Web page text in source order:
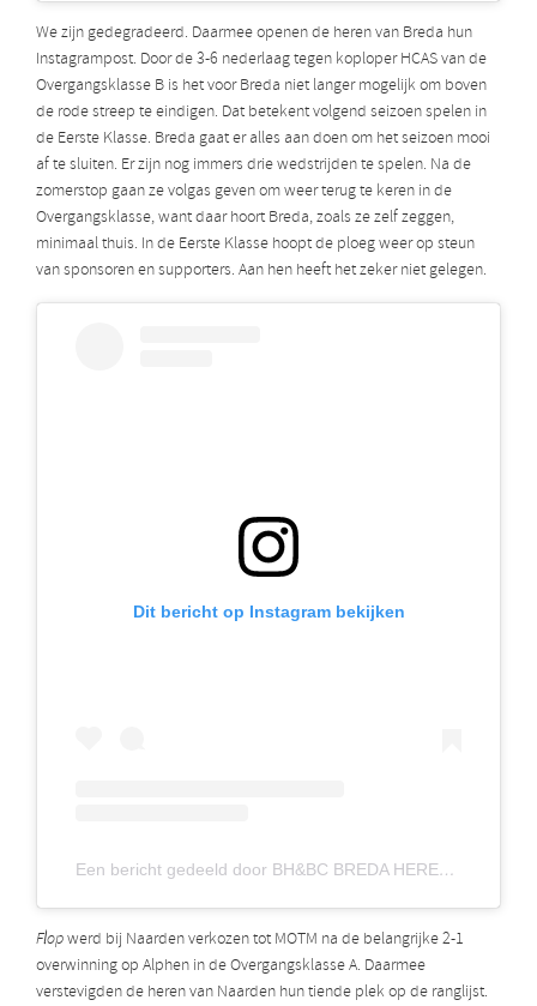
We zijn gedegradeerd. Daarmee openen de heren van Breda hun
Instagrampost. Door de 3-6 nederlaag tegen koploper HCAS van de
Overgangsklasse B is het voor Breda niet langer mogelijk om boven
de rode streep te eindigen. Dat betekent volgend seizoen spelen in
de Eerste Klasse. Breda gaat er alles aan doen om het seizoen mooi
af te sluiten. Er zijn nog immers drie wedstrijden te spelen. Na de
zomerstop gaan ze volgas geven om weer terug te keren in de
Overgangsklasse, want daar hoort Breda, zoals ze zelf zeggen,
minimaal thuis. In de Eerste Klasse hoopt de ploeg weer op steun
van sponsoren en supporters. Aan hen heeft het zeker niet gelegen.
Dit bericht op Instagram bekijken
Een bericht gedeeld door BH&BC BREDA HEREN ÉÉN (@bredaheren1)
Flopwerd bij Naarden verkozen tot MOTM na de belangrijke 2-1
overwinning op Alphen in de Overgangsklasse A. Daarmee
verstevigden de heren van Naarden hun tiende plek op de ranglijst.